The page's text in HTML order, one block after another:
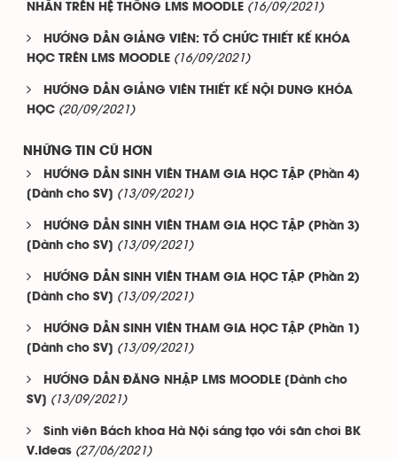
NHÂN TRÊN HỆ THỐNG LMS MOODLE (16/09/2021)
HƯỚNG DẪN GIẢNG VIÊN: TỔ CHỨC THIẾT KẾ KHÓA
HỌC TRÊN LMS MOODLE (16/09/2021)
HƯỚNG DẪN GIẢNG VIÊN THIẾT KẾ NỘI DUNG KHÓA
HỌC (20/09/2021)
NHỮNG TIN CŨ HƠN
HƯỚNG DẪN SINH VIÊN THAM GIA HỌC TẬP (Phần 4)
[Dành cho SV] (13/09/2021)
HƯỚNG DẪN SINH VIÊN THAM GIA HỌC TẬP (Phần 3)
[Dành cho SV] (13/09/2021)
HƯỚNG DẪN SINH VIÊN THAM GIA HỌC TẬP (Phần 2)
[Dành cho SV] (13/09/2021)
HƯỚNG DẪN SINH VIÊN THAM GIA HỌC TẬP (Phần 1)
[Dành cho SV] (13/09/2021)
HƯỚNG DẪN ĐĂNG NHẬP LMS MOODLE [Dành cho
SV] (13/09/2021)
Sinh viên Bách khoa Hà Nội sáng tạo với sân chơi BK
V.Ideas (27/06/2021)